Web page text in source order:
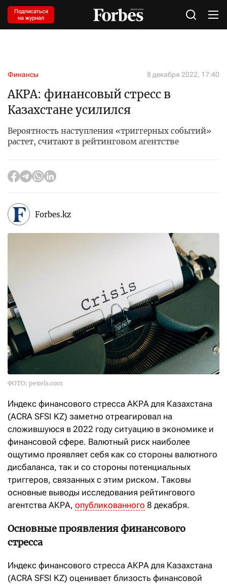
Подписаться
на журнал
Финансы 8 декабря 2022, 17:40
АКРА: финансовый стресс в
Казахстане усилился
Вероятность наступления «триггерных событий»
растет, считают в рейтинговом агентстве
Forbes.kz
ФОТО: pexels.com
Индекс финансового стресса АКРА для Казахстана
(ACRA SFSI KZ) заметно отреагировал на
сложившуюся в 2022 году ситуацию в экономике и
финансовой сфере. Валютный риск наиболее
ощутимо проявляет себя как со стороны валютного
дисбаланса, так и со стороны потенциальных
триггеров, связанных с этим риском. Таковы
основные выводы исследования рейтингового
агентства АКРА, опубликованного 8 декабря.
Основные проявления финансового
стресса
Индекс финансового стресса АКРА для Казахстана
(ACRA SFSI KZ) оценивает близость финансовой